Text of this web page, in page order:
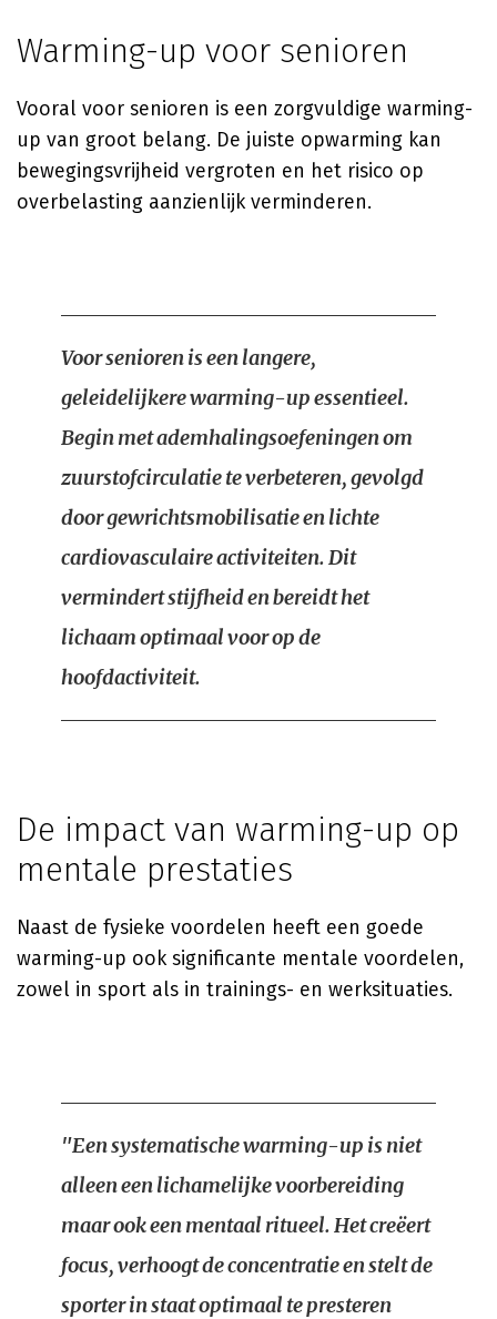
Warming-up voor senioren
Vooral voor senioren is een zorgvuldige warming-
up van groot belang. De juiste opwarming kan
bewegingsvrijheid vergroten en het risico op
overbelasting aanzienlijk verminderen.
Voor senioren is een langere,
geleidelijkere warming-up essentieel.
Begin met ademhalingsoefeningen om
zuurstofcirculatie te verbeteren, gevolgd
door gewrichtsmobilisatie en lichte
cardiovasculaire activiteiten. Dit
vermindert stijfheid en bereidt het
lichaam optimaal voor op de
hoofdactiviteit.
De impact van warming-up op
mentale prestaties
Naast de fysieke voordelen heeft een goede
warming-up ook significante mentale voordelen,
zowel in sport als in trainings- en werksituaties.
"Een systematische warming-up is niet
alleen een lichamelijke voorbereiding
maar ook een mentaal ritueel. Het creëert
focus, verhoogt de concentratie en stelt de
sporter in staat optimaal te presteren